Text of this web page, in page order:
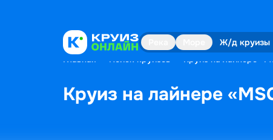
Ж/д круизы
Главная Поиск круизов Круиз на лайнере
Круиз на лайнере